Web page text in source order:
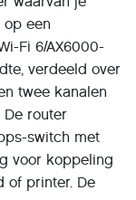
een
Fi 6/AX6000-
verdeeld over
twee kanalen
router
switch met
voor koppeling
of printer. De